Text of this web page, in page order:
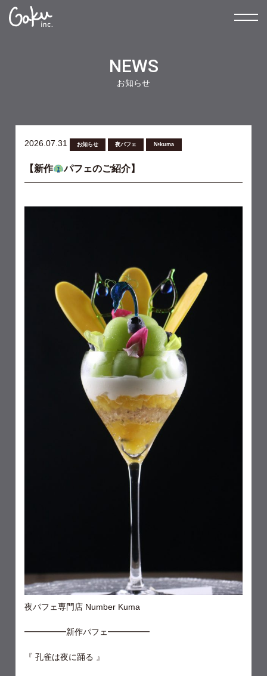
NEWS
お知らせ
2026.07.31 お知らせ 夜パフェ №kuma
【新作 パフェのご紹介】
夜パフェ専門店 Number Kuma
━━━━━新作パフェ━━━━━
『 孔雀は夜に踊る 』